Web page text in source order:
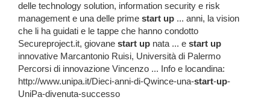
delle technology solution, information security e risk
management e una delle prime start up ... anni, la vision
che li ha guidati e le tappe che hanno condotto
Secureproject.it, giovane start up nata ... e start up
innovative Marcantonio Ruisi, Università di Palermo
Percorsi di innovazione Vincenzo ... Info e locandina:
http://www.unipa.it/Dieci-anni-di-Qwince-una-start-up-
UniPa-divenuta-successo